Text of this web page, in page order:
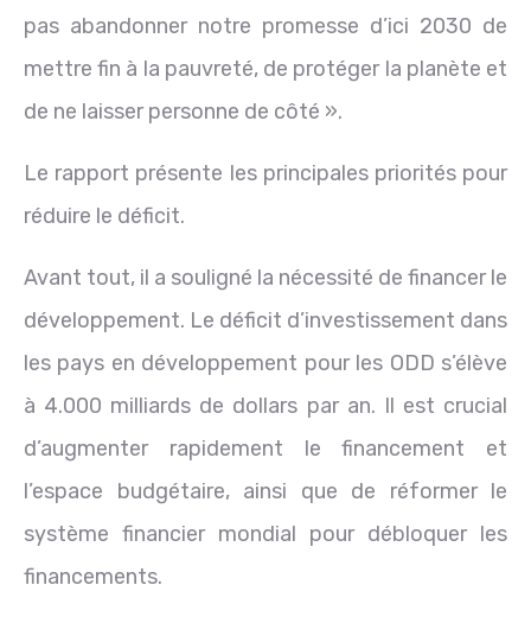
pas abandonner notre promesse d’ici 2030 de
mettre fin à la pauvreté, de protéger la planète et
de ne laisser personne de côté ».
Le rapport présente les principales priorités pour
réduire le déficit.
Avant tout, il a souligné la nécessité de financer le
développement. Le déficit d’investissement dans
les pays en développement pour les ODD s’élève
à 4.000 milliards de dollars par an. Il est crucial
d’augmenter rapidement le financement et
l’espace budgétaire, ainsi que de réformer le
système financier mondial pour débloquer les
financements.